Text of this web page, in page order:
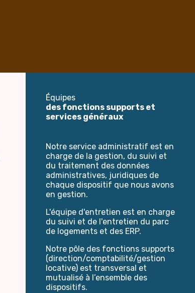
Équipes
des fonctions supports et
services généraux
Notre service administratif est en
charge de la gestion, du suivi et
du traitement des données
administratives, juridiques de
chaque dispositif que nous avons
en gestion.
L'équipe d'entretien est en charge
du suivi et de l'entretien du parc
de logements et des ERP.
Notre pôle des fonctions supports
(direction/comptabilité/gestion
locative) est transversal et
mutualisé à l’ensemble des
dispositifs.